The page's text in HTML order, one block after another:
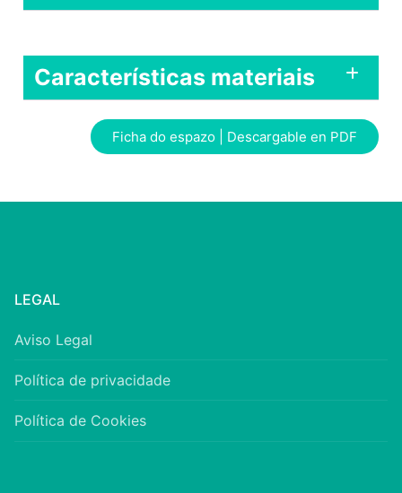
Características materiais
Ficha do espazo | Descargable en PDF
LEGAL
Aviso Legal
Política de privacidade
Política de Cookies